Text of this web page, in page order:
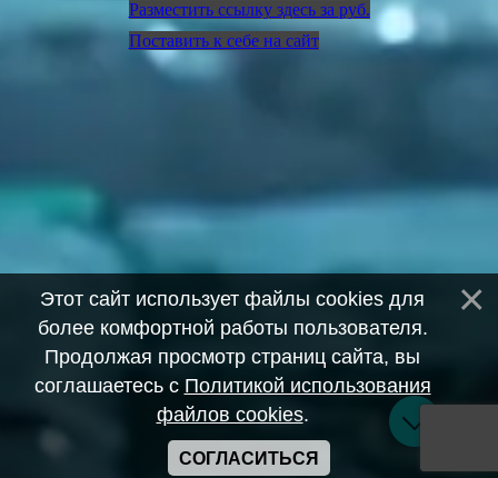
Разместить ссылку здесь за руб.
Поставить к себе на сайт
Этот сайт использует файлы cookies для
более комфортной работы пользователя.
Продолжая просмотр страниц сайта, вы
соглашаетесь с Политикой использования
файлов cookies.
СОГЛАСИТЬСЯ